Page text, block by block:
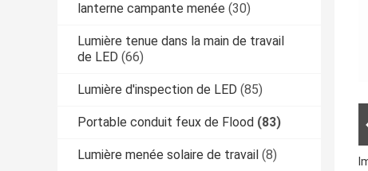
lanterne campante menée (30)
Lumière tenue dans la main de travail
de LED (66)
Lumière d'inspection de LED (85)
Portable conduit feux de Flood (83)
Lumière menée solaire de travail (8)